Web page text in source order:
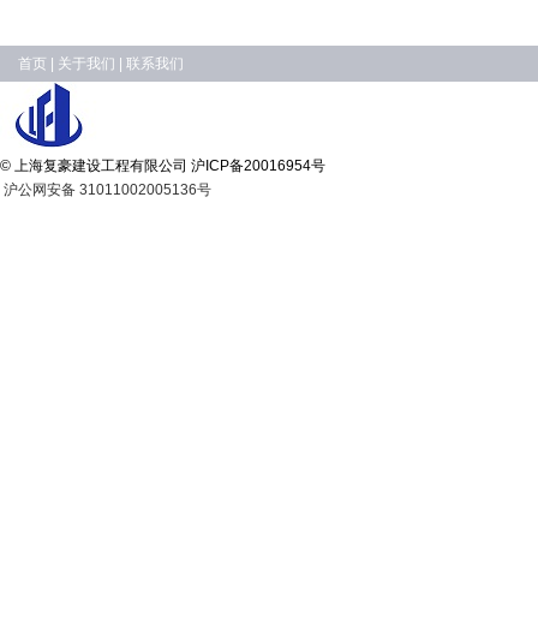
首页 关于我们 联系我们
© 上海复豪建设工程有限公司 沪ICP备20016954号
沪公网安备 31011002005136号